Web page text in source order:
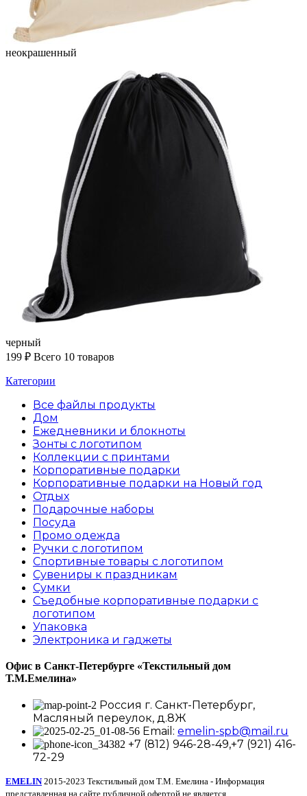
неокрашенный
черный
199 ₽ Всего 10 товаров
Категории
Все файлы продукты
Дом
Ежедневники и блокноты
Зонты с логотипом
Коллекции с принтами
Корпоративные подарки
Корпоративные подарки на Новый год
Отдых
Подарочные наборы
Посуда
Промо одежда
Ручки с логотипом
Спортивные товары с логотипом
Сувениры к праздникам
Сумки
Съедобные корпоративные подарки с
логотипом
Упаковка
Электроника и гаджеты
Офис в Санкт-Петербурге «Текстильный дом
Т.М.Емелина»
Россия г. Санкт-Петербург,
Масляный переулок, д.8Ж
Email: emelin-spb@mail.ru
+7 (812) 946-28-49,+7 (921) 416-
72-29
EMELIN 2015-2023 Текстильный дом Т.М. Емелина - Информация
представленная на сайте публичной офертой не является.